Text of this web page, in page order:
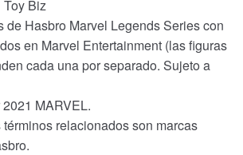
Biz
de Hasbro Marvel Legends Series con
en Marvel Entertainment (las figuras
cada una por separado. Sujeto a
MARVEL.
relacionados son marcas